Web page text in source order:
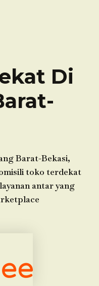
Di
Barat-Bekasi,
toko terdekat
antar yang